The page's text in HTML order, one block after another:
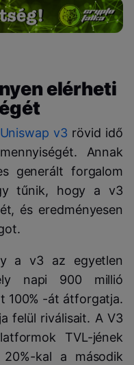
elérheti
Uniswap v3 rövid idő
Annak
generált forgalom
tűnik, hogy a v3
és eredményesen
a v3 az egyetlen
napi 900 millió
100% -át átforgatja.
felül riválisait. A V3
TVL-jének
kal a második